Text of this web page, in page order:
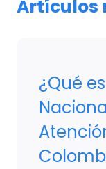
Artículos
¿Qué